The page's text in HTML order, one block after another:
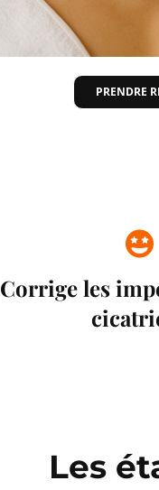
PRENDRE
Corrige les
Les